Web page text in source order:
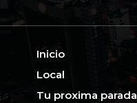
Inicio
Local
Tu proxima parada